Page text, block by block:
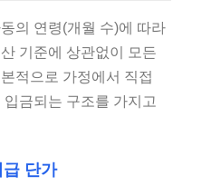
의 연령(개월 수)에 따라
기준에 상관없이 모든
적으로 가정에서 직접
금되는 구조를 가지고
단가